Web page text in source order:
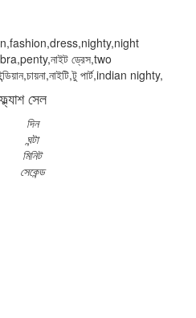
সেল
দিন
ঘন্টা
মিনিট
সেকেন্ড